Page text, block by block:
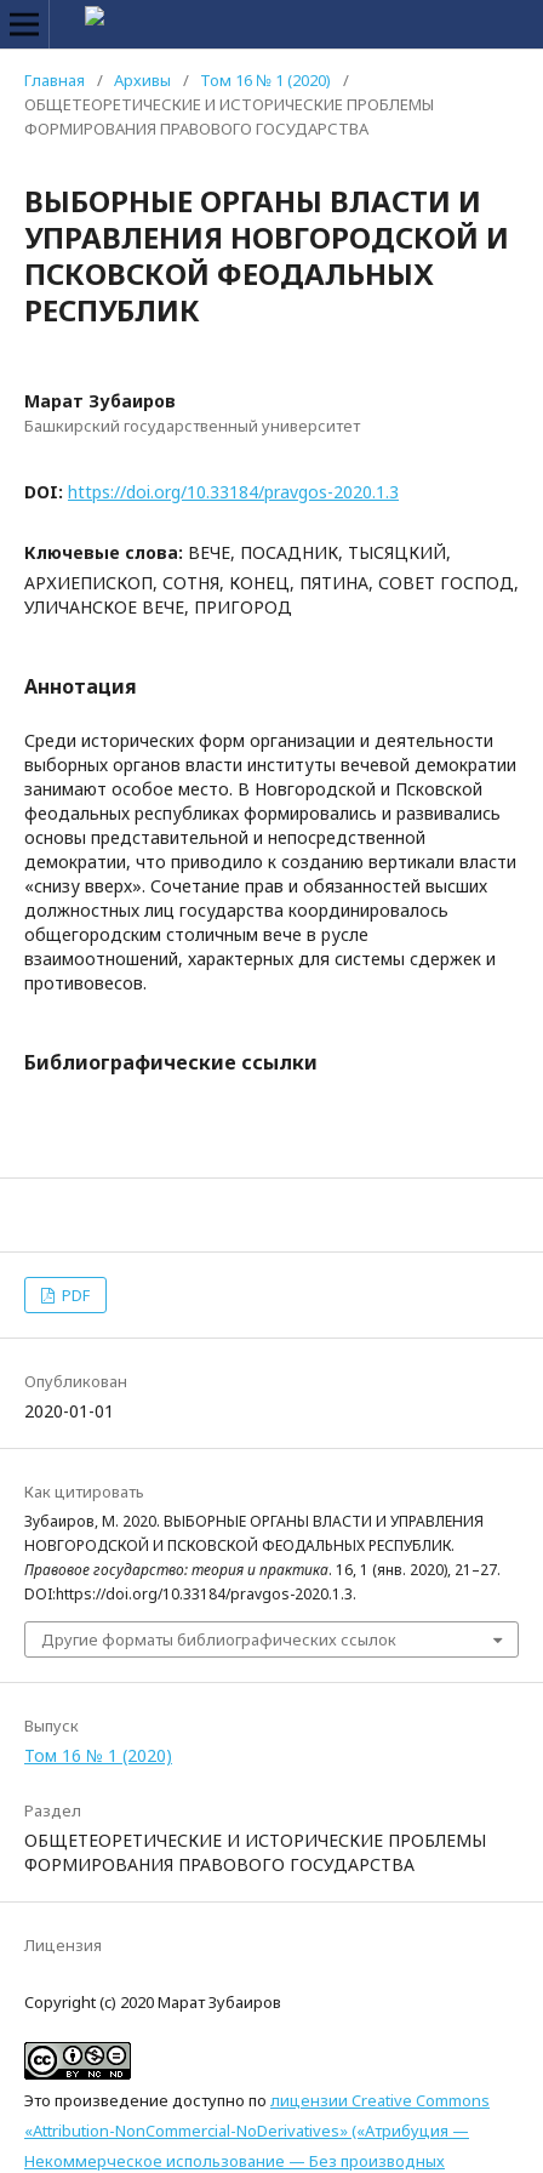
Главная / Архивы / Том 16 № 1 (2020)
/
ОБЩЕТЕОРЕТИЧЕСКИЕ И ИСТОРИЧЕСКИЕ ПРОБЛЕМЫ
ФОРМИРОВАНИЯ ПРАВОВОГО ГОСУДАРСТВА
ВЫБОРНЫЕ ОРГАНЫ ВЛАСТИ И
УПРАВЛЕНИЯ НОВГОРОДСКОЙ И
ПСКОВСКОЙ ФЕОДАЛЬНЫХ
РЕСПУБЛИК
Марат Зубаиров
Башкирский государственный университет
DOI: https://doi.org/10.33184/pravgos-2020.1.3
Ключевые слова: ВЕЧЕ, ПОСАДНИК, ТЫСЯЦКИЙ,
АРХИЕПИСКОП, СОТНЯ, КОНЕЦ, ПЯТИНА, СОВЕТ ГОСПОД,
УЛИЧАНСКОЕ ВЕЧЕ, ПРИГОРОД
Аннотация
Среди исторических форм организации и деятельности
выборных органов власти институты вечевой демократии
занимают особое место. В Новгородской и Псковской
феодальных республиках формировались и развивались
основы представительной и непосредственной
демократии, что приводило к созданию вертикали власти
«снизу вверх». Сочетание прав и обязанностей высших
должностных лиц государства координировалось
общегородским столичным вече в русле
взаимоотношений, характерных для системы сдержек и
противовесов.
Библиографические ссылки
PDF
Опубликован
2020-01-01
Как цитировать
Зубаиров, М. 2020. ВЫБОРНЫЕ ОРГАНЫ ВЛАСТИ И УПРАВЛЕНИЯ
НОВГОРОДСКОЙ И ПСКОВСКОЙ ФЕОДАЛЬНЫХ РЕСПУБЛИК.
Правовое государство: теория и практика. 16, 1 (янв. 2020), 21–27.
DOI:https://doi.org/10.33184/pravgos-2020.1.3.
Другие форматы библиографических ссылок
Выпуск
Том 16 № 1 (2020)
Раздел
ОБЩЕТЕОРЕТИЧЕСКИЕ И ИСТОРИЧЕСКИЕ ПРОБЛЕМЫ
ФОРМИРОВАНИЯ ПРАВОВОГО ГОСУДАРСТВА
Лицензия
Copyright (c) 2020 Марат Зубаиров
Это произведение доступно по лицензии Creative Commons
«Attribution-NonCommercial-NoDerivatives» («Атрибуция —
Некоммерческое использование — Без производных